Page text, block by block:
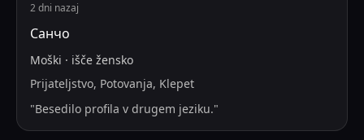
2 dni nazaj
Санчо
Moški · išče žensko
Prijateljstvo, Potovanja, Klepet
"Besedilo profila v drugem jeziku."